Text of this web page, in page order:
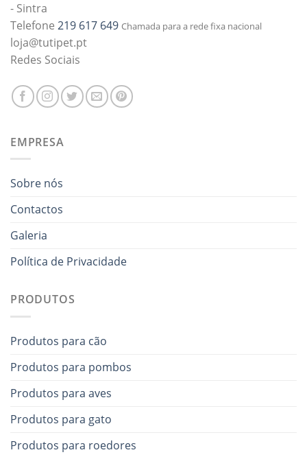
- Sintra
Telefone 219 617 649 Chamada para a rede fixa nacional
loja@tutipet.pt
Redes Sociais
EMPRESA
Sobre nós
Contactos
Galeria
Política de Privacidade
PRODUTOS
Produtos para cão
Produtos para pombos
Produtos para aves
Produtos para gato
Produtos para roedores